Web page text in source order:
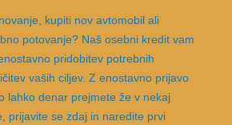
kupiti nov avtomobil ali
potovanje? Naš osebni kredit vam
pridobitev potrebnih
vaših ciljev. Z enostavno prijavo
lahko denar prejmete že v nekaj
prijavite se zdaj in naredite prvi